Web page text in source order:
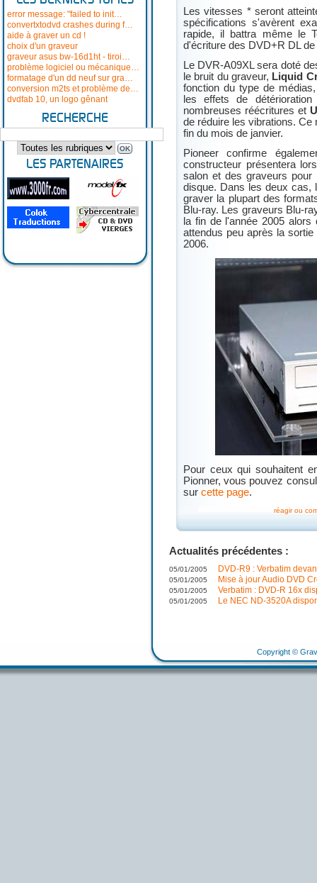
error message: "failed to init…
convertxtodvd crashes during f…
aide à graver un cd !
choix d'un graveur
graveur asus bw-16d1ht - tiroi…
problème logiciel ou mécanique…
formatage d'un dd neuf sur gra…
conversion m2ts et problème de…
dvdfab 10, un logo gênant
RECHERCHE
LES PARTENAIRES
Les vitesses * seront
spécifications s'avèrent
rapide, il battra même le
d'écriture des DVD+R DL de
Le DVR-A09XL sera doté
le bruit du graveur, Liquid
fonction du type de
les effets de
nombreuses réécritures et
de réduire les vibrations.
fin du mois de janvier.
Pioneer confirme
constructeur présentera
salon et des graveurs
disque. Dans les deux cas,
graver la plupart des
Blu-ray. Les graveurs Blu-
la fin de l'année 2005
attendus peu après la
2006.
Pour ceux qui souhaitent
Pionner, vous pouvez
sur cette page.
réagir ou
Actualités précédentes :
05/01/2005 DVD-R9 : Verbatim
05/01/2005 Mise à jour Audio DVD
05/01/2005 Verbatim : DVD-R 16x
05/01/2005 Le NEC ND-3520A
Copyright ©